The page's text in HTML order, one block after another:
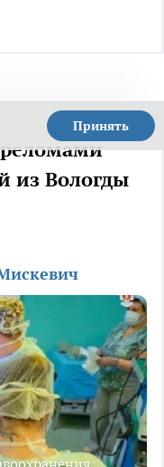
Принять
из Вологды